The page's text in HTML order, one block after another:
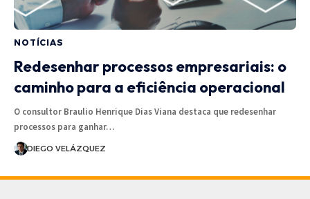
NOTÍCIAS
Redesenhar processos empresariais: o
caminho para a eficiência operacional
O consultor Braulio Henrique Dias Viana destaca que redesenhar
processos para ganhar…
DIEGO VELÁZQUEZ